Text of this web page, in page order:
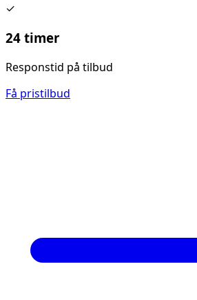
✓
24 timer
Responstid på tilbud
Få pristilbud